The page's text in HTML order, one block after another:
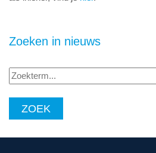
Zoeken in nieuws